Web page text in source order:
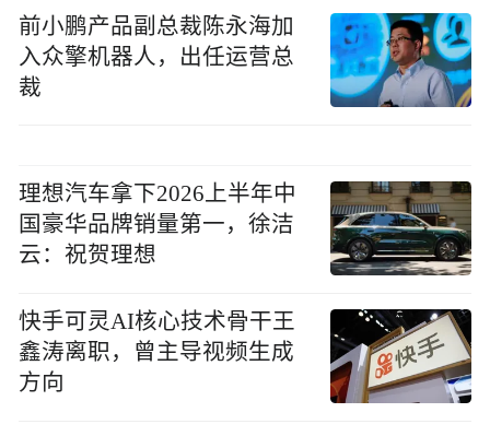
前小鹏产品副总裁陈永海加
入众擎机器人，出任运营总
裁
理想汽车拿下2026上半年中
国豪华品牌销量第一，徐洁
云：祝贺理想
快手可灵AI核心技术骨干王
鑫涛离职，曾主导视频生成
方向